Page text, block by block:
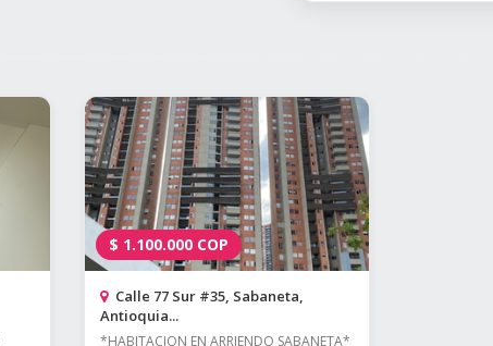
$ 1.100.000 COP
Calle 77 Sur #35, Sabaneta,
Antioquia...
*HABITACION EN ARRIENDO SABANETA*